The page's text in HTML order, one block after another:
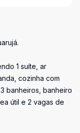
1 suíte, ar
cozinha com
banheiros, banheiro
útil e 2 vagas de